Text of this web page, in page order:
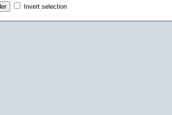
Invert selection